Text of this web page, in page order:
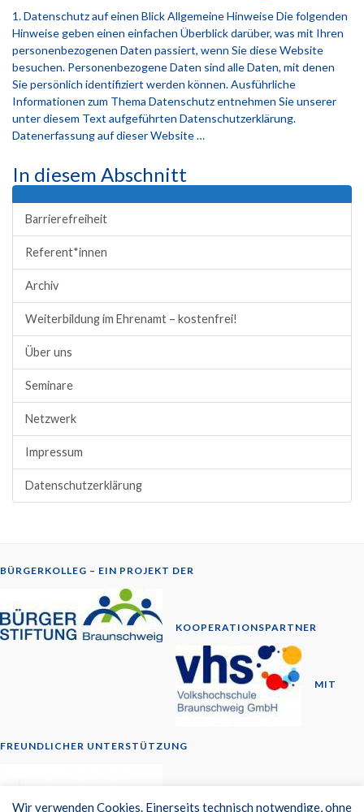
1. Datenschutz auf einen Blick Allgemeine Hinweise Die folgenden
Hinweise geben einen einfachen Überblick darüber, was mit Ihren
personenbezogenen Daten passiert, wenn Sie diese Website
besuchen. Personenbezogene Daten sind alle Daten, mit denen
Sie persönlich identifiziert werden können. Ausführliche
Informationen zum Thema Datenschutz entnehmen Sie unserer
unter diesem Text aufgeführten Datenschutzerklärung.
Datenerfassung auf dieser Website …
In diesem Abschnitt
Barrierefreiheit
Referent*innen
Archiv
Weiterbildung im Ehrenamt – kostenfrei!
Über uns
Seminare
Netzwerk
Impressum
Datenschutzerklärung
BÜRGERKOLLEG – EIN PROJEKT DER
KOOPERATIONSPARTNER
MIT
FREUNDLICHER UNTERSTÜTZUNG
© 2014-2026
Wir verwenden Cookies. Einerseits technisch notwendige, ohne